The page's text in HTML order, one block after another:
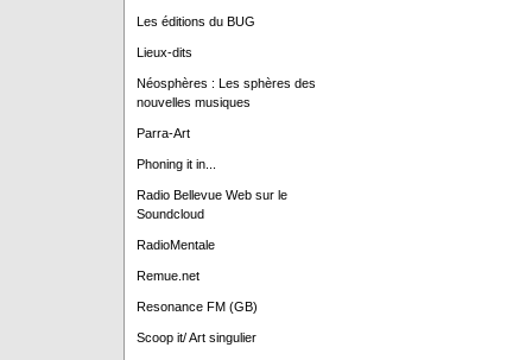
Les éditions du BUG
Lieux-dits
Néosphères : Les sphères des
nouvelles musiques
Parra-Art
Phoning it in...
Radio Bellevue Web sur le
Soundcloud
RadioMentale
Remue.net
Resonance FM (GB)
Scoop it/ Art singulier